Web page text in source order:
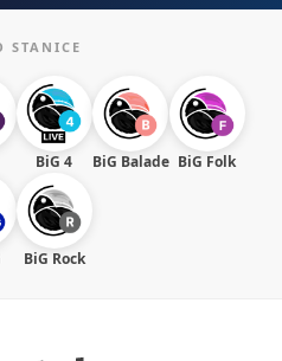
STANICE
BiG 4 BiG Balade BiG Folk
BiG Rock